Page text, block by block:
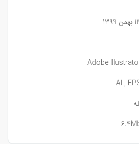
1399
Adobe
AI ,